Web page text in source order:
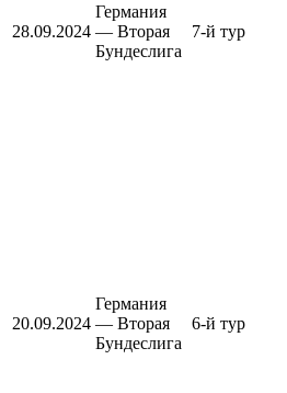
28.09.2024
Германия
— Вторая
Бундеслига
7-й тур
20.09.2024
Германия
— Вторая
Бундеслига
6-й тур